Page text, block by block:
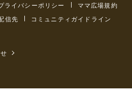
ライバシーポリシー
ママ広場規約
信先 コミュニティガイドライン